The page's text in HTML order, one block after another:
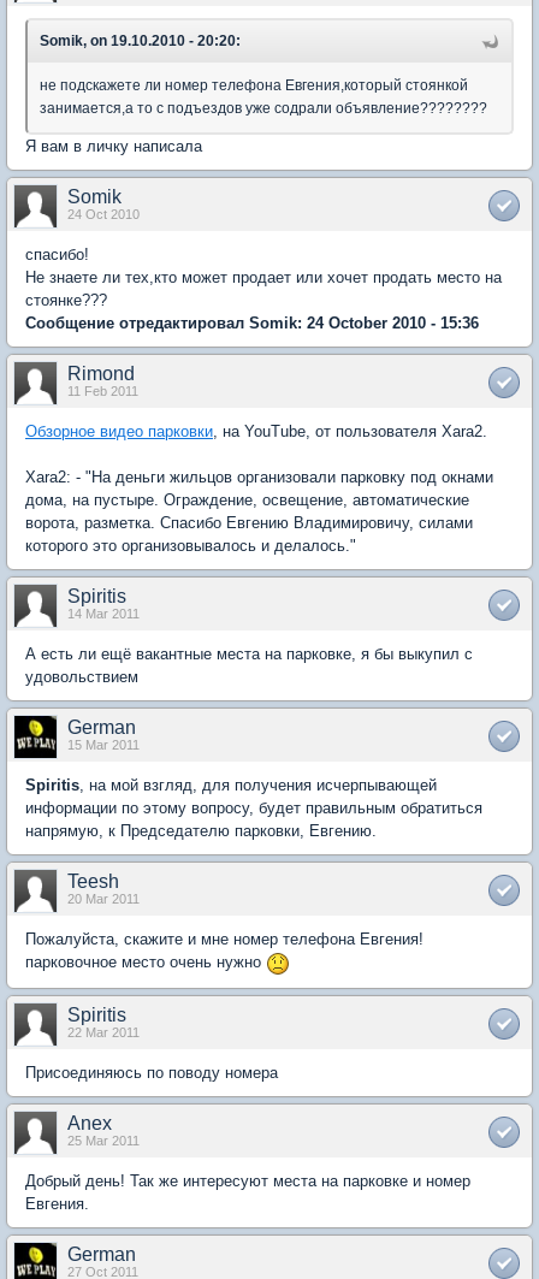
Somik, on 19.10.2010 - 20:20:
не подскажете ли номер телефона Евгения,который стоянкой
занимается,а то с подъездов уже содрали объявление????????
Я вам в личку написала
Somik
24 Oct 2010
спасибо!
Не знаете ли тех,кто может продает или хочет продать место на
стоянке???
Сообщение отредактировал Somik: 24 October 2010 - 15:36
Rimond
11 Feb 2011
Обзорное видео парковки, на YouTube, от пользователя Xara2.
Xara2: - "На деньги жильцов организовали парковку под окнами
дома, на пустыре. Ограждение, освещение, автоматические
ворота, разметка. Спасибо Евгению Владимировичу, силами
которого это организовывалось и делалось."
Spiritis
14 Mar 2011
А есть ли ещё вакантные места на парковке, я бы выкупил с
удовольствием
German
15 Mar 2011
Spiritis, на мой взгляд, для получения исчерпывающей
информации по этому вопросу, будет правильным обратиться
напрямую, к Председателю парковки, Евгению.
Teesh
20 Mar 2011
Пожалуйста, скажите и мне номер телефона Евгения!
парковочное место очень нужно
Spiritis
22 Mar 2011
Присоединяюсь по поводу номера
Anex
25 Mar 2011
Добрый день! Так же интересуют места на парковке и номер
Евгения.
German
27 Oct 2011